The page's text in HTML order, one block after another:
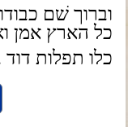
וברוך שׁם
כל הארץ אמן
כלו תפלות דוד